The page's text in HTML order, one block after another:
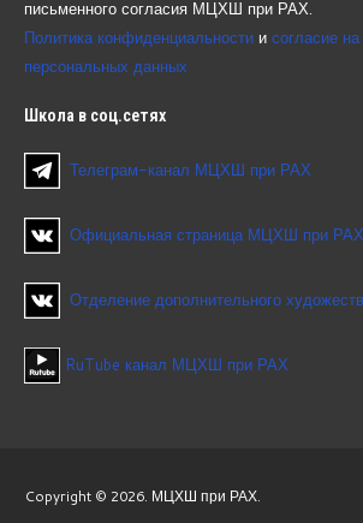
письменного согласия МЦХШ при РАХ.
Политика конфиденциальности и согласие
персональных данных
Школа в соц.сетях
Телеграм-канал МЦХШ при РАХ
Официальная страница МЦХШ при РАХ
Отделение дополнительного
RuTube канал МЦХШ при РАХ
Copyright © 2026. МЦХШ при РАХ.